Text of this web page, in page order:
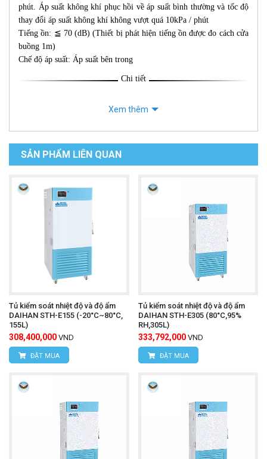
phút. Áp suất không khí phục hồi về áp suất bình thường và tốc độ
thay đổi áp suất không khí không vượt quá 10kPa / phút
Tiếng ồn: ≦ 70 (dB) (Thiết bị phát hiện tiếng ồn được đo cách cửa
buồng 1m)
Chế độ áp suất: Áp suất bên trong
Chi tiết
Xem thêm
SẢN PHẨM LIÊN QUAN
Tủ kiểm soát nhiệt độ và độ ẩm
DAIHAN STH-E155 (-20°C~80°C,
155L)
308,400,000 VND
ĐẶT MUA
Tủ kiểm soát nhiệt độ và độ ẩm
DAIHAN STH-E305 (80°C,95%
RH,305L)
333,792,000 VND
ĐẶT MUA